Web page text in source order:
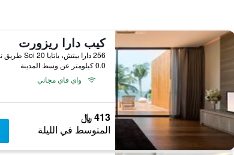
كيب دارا ريزورت
0.0 كيلومتر عن وسط المدينة
واي فاي مجاني
413 ﷼
المتوسط في الليلة